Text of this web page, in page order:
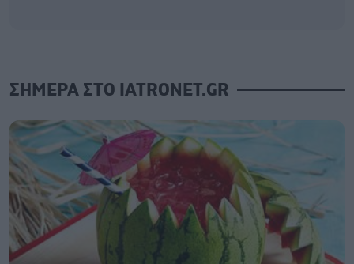
ΣΗΜΕΡΑ ΣΤΟ IATRONET.GR